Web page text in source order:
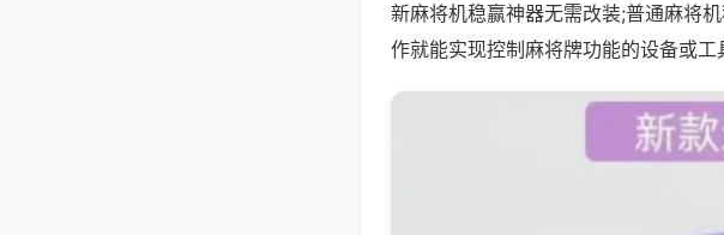
新麻将机稳赢神器无需改装;普通麻将
作就能实现控制麻将牌功能的设备或工